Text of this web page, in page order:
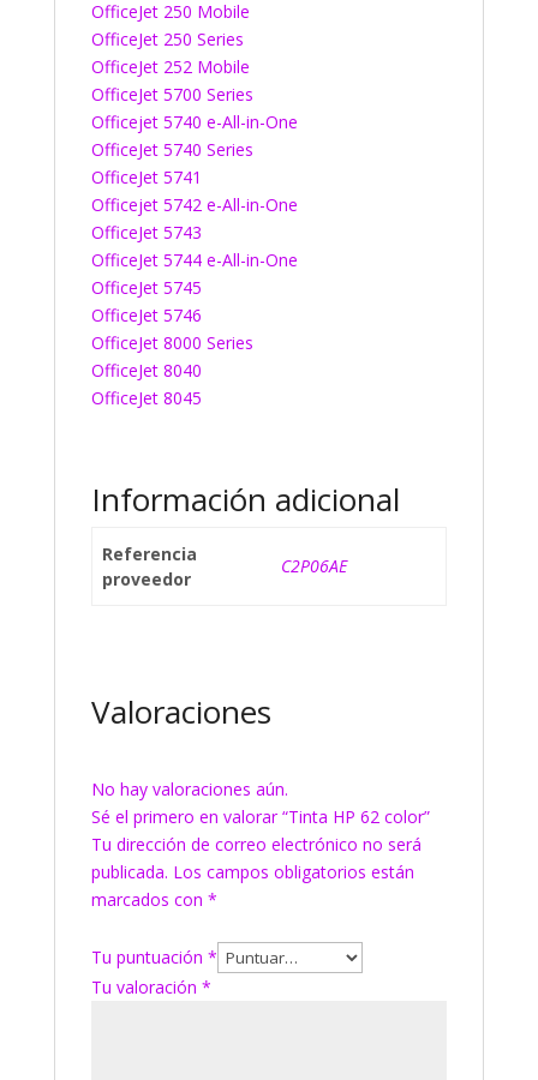
OfficeJet 250 Mobile
OfficeJet 250 Series
OfficeJet 252 Mobile
OfficeJet 5700 Series
Officejet 5740 e-All-in-One
OfficeJet 5740 Series
OfficeJet 5741
Officejet 5742 e-All-in-One
OfficeJet 5743
OfficeJet 5744 e-All-in-One
OfficeJet 5745
OfficeJet 5746
OfficeJet 8000 Series
OfficeJet 8040
OfficeJet 8045
Información adicional
Referencia
proveedor
C2P06AE
Valoraciones
No hay valoraciones aún.
Sé el primero en valorar “Tinta HP 62 color”
Tu dirección de correo electrónico no será
publicada. Los campos obligatorios están
marcados con *
Tu puntuación *
Tu valoración *